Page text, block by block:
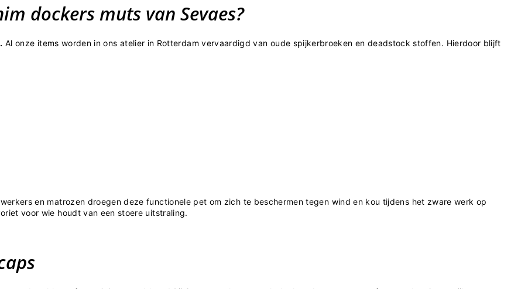
dockers muts van Sevaes?
. Al onze items worden in ons atelier in Rotterdam vervaardigd van oude spijkerbroeken en deadstock stoffen. Hierdoor blijft
en matrozen droegen deze functionele pet om zich te beschermen tegen wind en kou tijdens het zware werk op
voor wie houdt van een stoere uitstraling.